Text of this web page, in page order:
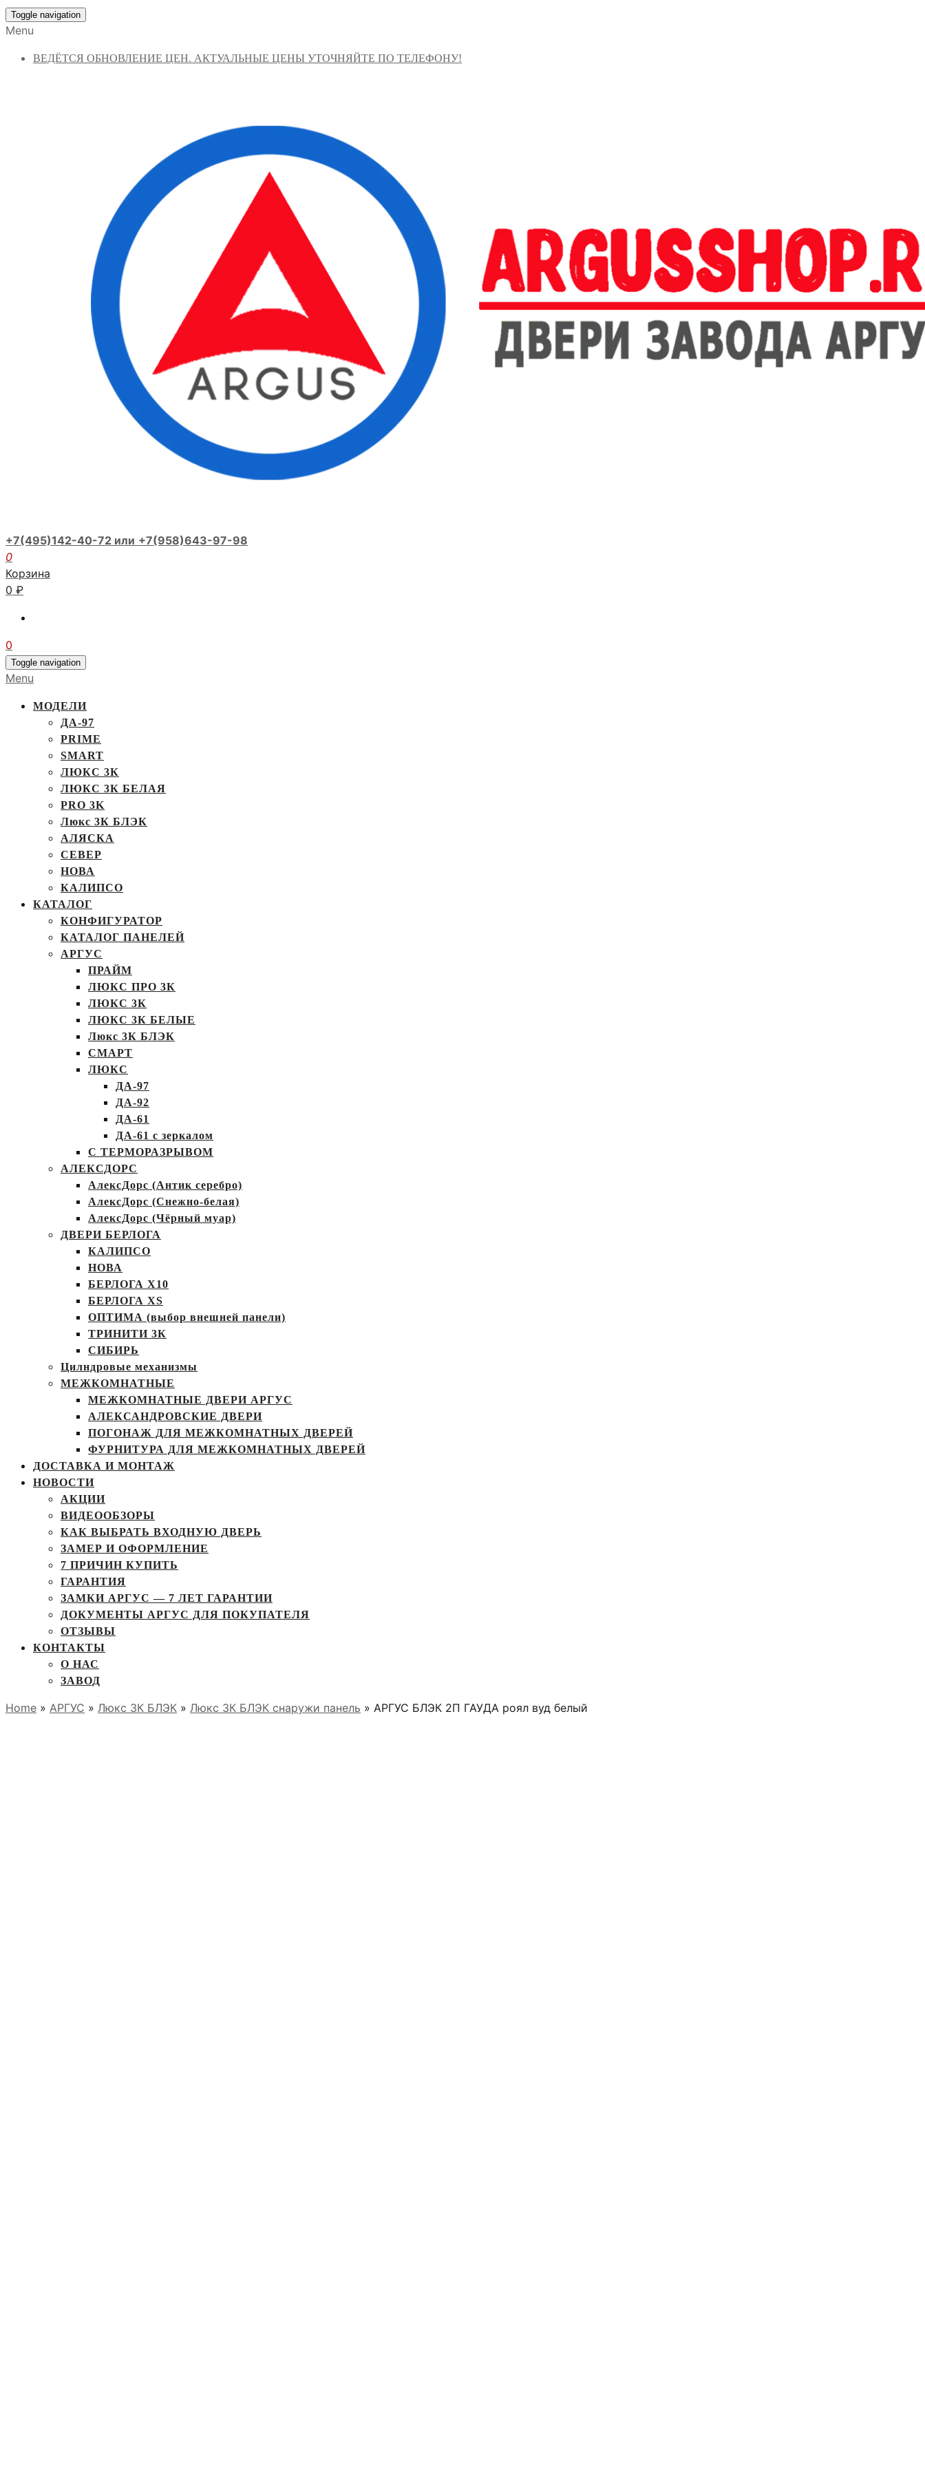
Toggle navigation
Menu
ВЕДЁТСЯ ОБНОВЛЕНИЕ ЦЕН. АКТУАЛЬНЫЕ ЦЕНЫ УТОЧНЯЙТЕ ПО ТЕЛЕФОНУ!
+7(495)142-40-72 или +7(958)643-97-98
0
Корзина
0 ₽
0
Toggle navigation
Menu
МОДЕЛИ
ДА-97
PRIME
SMART
ЛЮКС 3К
ЛЮКС 3К БЕЛАЯ
PRO 3K
Люкс 3К БЛЭК
АЛЯСКА
СЕВЕР
НОВА
КАЛИПСО
КАТАЛОГ
КОНФИГУРАТОР
КАТАЛОГ ПАНЕЛЕЙ
АРГУС
ПРАЙМ
ЛЮКС ПРО 3К
ЛЮКС 3К
ЛЮКС 3К БЕЛЫЕ
Люкс 3К БЛЭК
СМАРТ
ЛЮКС
ДА-97
ДА-92
ДА-61
ДА-61 с зеркалом
С ТЕРМОРАЗРЫВОМ
АЛЕКСДОРС
АлексДорс (Антик серебро)
АлексДорс (Снежно-белая)
АлексДорс (Чёрный муар)
ДВЕРИ БЕРЛОГА
КАЛИПСО
НОВА
БЕРЛОГА Х10
БЕРЛОГА XS
ОПТИМА (выбор внешней панели)
ТРИНИТИ 3К
СИБИРЬ
Цилндровые механизмы
МЕЖКОМНАТНЫЕ
МЕЖКОМНАТНЫЕ ДВЕРИ АРГУС
АЛЕКСАНДРОВСКИЕ ДВЕРИ
ПОГОНАЖ ДЛЯ МЕЖКОМНАТНЫХ ДВЕРЕЙ
ФУРНИТУРА ДЛЯ МЕЖКОМНАТНЫХ ДВЕРЕЙ
ДОСТАВКА И МОНТАЖ
НОВОСТИ
АКЦИИ
ВИДЕООБЗОРЫ
КАК ВЫБРАТЬ ВХОДНУЮ ДВЕРЬ
ЗАМЕР И ОФОРМЛЕНИЕ
7 ПРИЧИН КУПИТЬ
ГАРАНТИЯ
ЗАМКИ АРГУС — 7 ЛЕТ ГАРАНТИИ
ДОКУМЕНТЫ АРГУС ДЛЯ ПОКУПАТЕЛЯ
ОТЗЫВЫ
КОНТАКТЫ
О НАС
ЗАВОД
Home » АРГУС » Люкс 3К БЛЭК » Люкс 3К БЛЭК снаружи панель » АРГУС БЛЭК 2П ГАУДА роял вуд белый